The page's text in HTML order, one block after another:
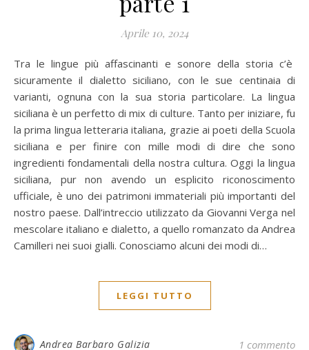
Aprile 10, 2024
Tra le lingue più affascinanti e sonore della storia c’è
sicuramente il dialetto siciliano, con le sue centinaia di
varianti, ognuna con la sua storia particolare. La lingua
siciliana è un perfetto di mix di culture. Tanto per iniziare, fu
la prima lingua letteraria italiana, grazie ai poeti della Scuola
siciliana e per finire con mille modi di dire che sono
ingredienti fondamentali della nostra cultura. Oggi la lingua
siciliana, pur non avendo un esplicito riconoscimento
ufficiale, è uno dei patrimoni immateriali più importanti del
nostro paese. Dall’intreccio utilizzato da Giovanni Verga nel
mescolare italiano e dialetto, a quello romanzato da Andrea
Camilleri nei suoi gialli. Conosciamo alcuni dei modi di…
LEGGI TUTTO
Andrea Barbaro Galizia 1 commento